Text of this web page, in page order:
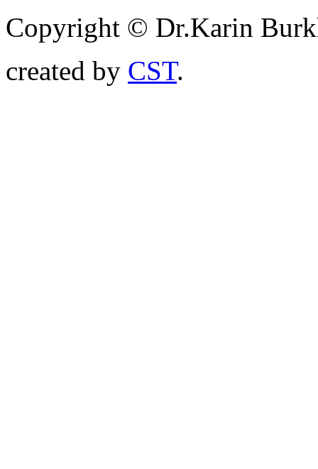
Copyright © Dr.Karin
created by CST.